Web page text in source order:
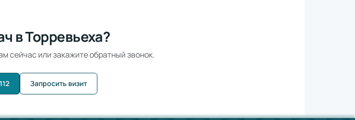
в Торревьеха?
сейчас или закажите обратный звонок.
Запросить визит